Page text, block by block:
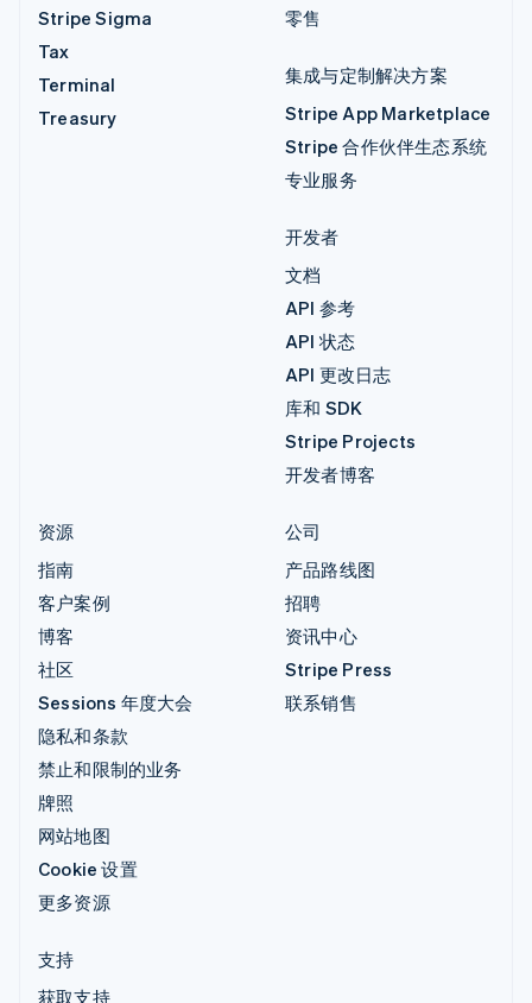
Stripe Sigma
Tax
Terminal
Treasury
零售
集成与定制解决方案
Stripe App Marketplace
Stripe 合作伙伴生态系统
专业服务
开发者
文档
API 参考
API 状态
API 更改日志
库和 SDK
Stripe Projects
开发者博客
资源
指南
客户案例
博客
社区
Sessions 年度大会
隐私和条款
禁止和限制的业务
牌照
网站地图
Cookie 设置
更多资源
公司
产品路线图
招聘
资讯中心
Stripe Press
联系销售
支持
获取支持